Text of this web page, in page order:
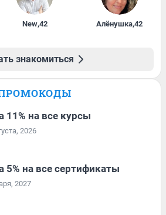
New,42 Алёнушка,42
знакомиться
11% на все курсы
2026
5% на все сертификаты
2027